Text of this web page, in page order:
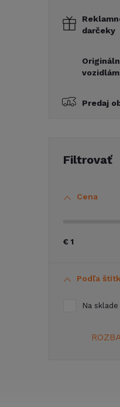
darčeky
vozidlám
Predaj
Cena
€ 1
Podľa
Na sklade